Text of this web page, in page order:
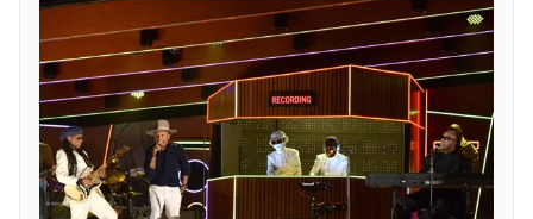
Video Shorts video
VTV Money VTV Thể thao
VTV Sức khoẻ Bất động sản